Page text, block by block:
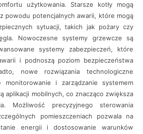
użytkowania. Starsze kotły mogą
powodu potencjalnych awarii, które mogą
sytuacji, takich jak pożary czy
Nowoczesne systemy grzewcze są
systemy zabezpieczeń, które
i podnoszą poziom bezpieczeństwa
nowe rozwiązania technologiczne
monitorowanie i zarządzanie systemem
aplikacji mobilnych, co znacząco zwiększa
Możliwość precyzyjnego sterowania
pomieszczeniach pozwala na
energii i dostosowanie warunków